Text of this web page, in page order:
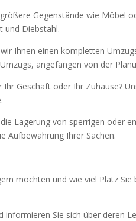
Gegenstände wie Möbel
und Diebstahl.
Ihnen einen kompletten
angefangen von der
Geschäft oder Ihr Zuhause?
Lagerung von sperrigen oder
Aufbewahrung Ihrer Sachen.
möchten und wie viel Platz
Sie sich über deren